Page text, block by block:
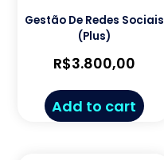
Gestão De Redes Sociais
(Plus)
R$3.800,00
Add to cart